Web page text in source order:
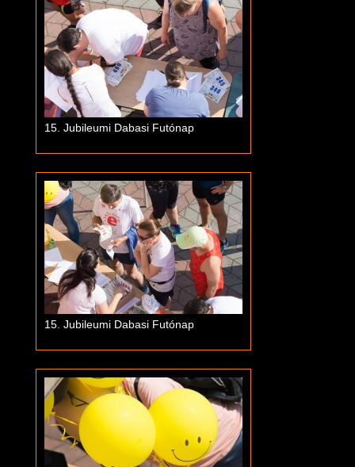
15. Jubileumi Dabasi Futónap
15. Jubileumi Dabasi Futónap